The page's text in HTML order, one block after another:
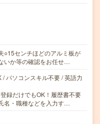
○15センチほどのアルミ板が
いか等の確認をお任せ…
パソコンスキル不要 / 英語力
録だけでもOK！履歴書不要
名・職種などを入力す…